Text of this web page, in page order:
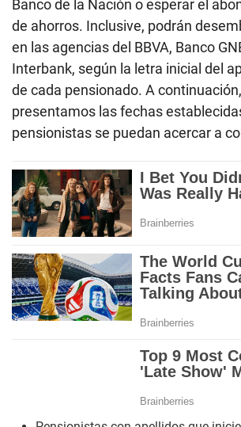
Banco de la Nación o esperar el
de ahorros. Inclusive, podrán
en las agencias del BBVA, Banco
Interbank, según la letra inicial del
de cada pensionado. A
presentamos las fechas
pensionistas se puedan acercar a